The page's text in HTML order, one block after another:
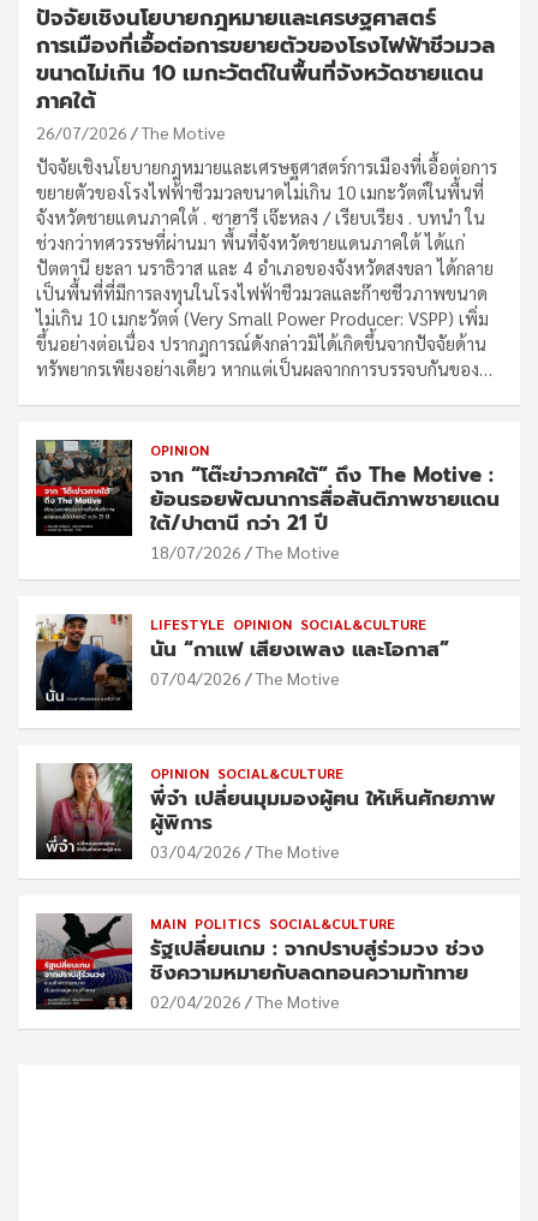
ปัจจัยเชิงนโยบายกฎหมายและเศรษฐศาสตร์
การเมืองที่เอื้อต่อการขยายตัวของโรงไฟฟ้าชีวมวล
ขนาดไม่เกิน 10 เมกะวัตต์ในพื้นที่จังหวัดชายแดน
ภาคใต้
26/07/2026 The Motive
ปัจจัยเชิงนโยบายกฎหมายและเศรษฐศาสตร์การเมืองที่เอื้อต่อการ
ขยายตัวของโรงไฟฟ้าชีวมวลขนาดไม่เกิน 10 เมกะวัตต์ในพื้นที่
จังหวัดชายแดนภาคใต้ . ซาฮารี เจ๊ะหลง / เรียบเรียง . บทนำ ใน
ช่วงกว่าทศวรรษที่ผ่านมา พื้นที่จังหวัดชายแดนภาคใต้ ได้แก่
ปัตตานี ยะลา นราธิวาส และ 4 อำเภอของจังหวัดสงขลา ได้กลาย
เป็นพื้นที่ที่มีการลงทุนในโรงไฟฟ้าชีวมวลและก๊าซชีวภาพขนาด
ไม่เกิน 10 เมกะวัตต์ (Very Small Power Producer: VSPP) เพิ่ม
ขึ้นอย่างต่อเนื่อง ปรากฏการณ์ดังกล่าวมิได้เกิดขึ้นจากปัจจัยด้าน
ทรัพยากรเพียงอย่างเดียว หากแต่เป็นผลจากการบรรจบกันของ…
OPINION
จาก “โต๊ะข่าวภาคใต้” ถึง The Motive :
ย้อนรอยพัฒนาการสื่อสันติภาพชายแดน
ใต้/ปาตานี กว่า 21 ปี
18/07/2026 The Motive
LIFESTYLE OPINION SOCIAL&CULTURE
นัน “กาแฟ เสียงเพลง และโอกาส”
07/04/2026 The Motive
OPINION SOCIAL&CULTURE
พี่จ๋า เปลี่ยนมุมมองผู้ฅน ให้เห็นศักยภาพ
ผู้พิการ
03/04/2026 The Motive
MAIN POLITICS SOCIAL&CULTURE
รัฐเปลี่ยนเกม : จากปราบสู่ร่วมวง ช่วง
ชิงความหมายกับลดทอนความท้าทาย
02/04/2026 The Motive